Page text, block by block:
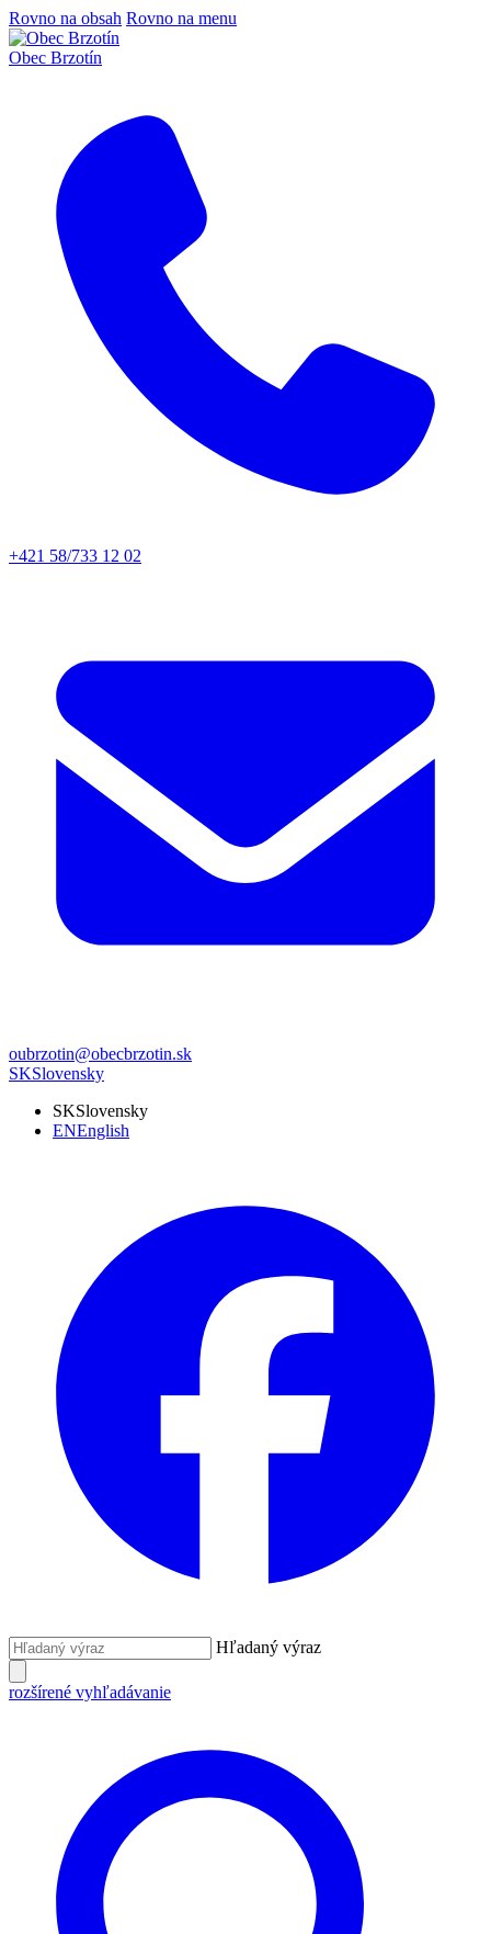
Rovno na obsah Rovno na menu
Obec Brzotín
+421 58/733 12 02
oubrzotin@obecbrzotin.sk
SKSlovensky
SKSlovensky
ENEnglish
Hľadaný výraz
rozšírené vyhľadávanie